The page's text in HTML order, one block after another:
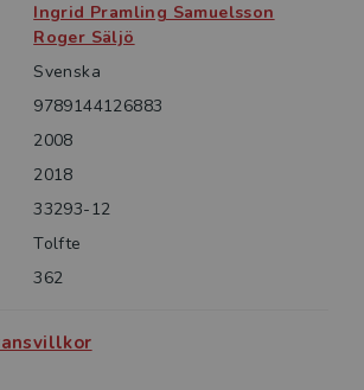
Ingrid Pramling Samuelsson
Roger Säljö
Svenska
9789144126883
2008
2018
33293-12
Tolfte
362